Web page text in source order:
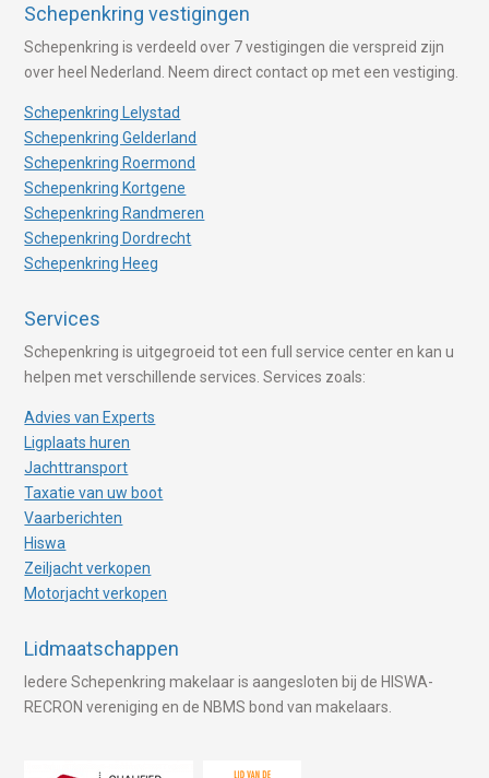
Schepenkring vestigingen
Schepenkring is verdeeld over 7 vestigingen die verspreid zijn
over heel Nederland. Neem direct contact op met een vestiging.
Schepenkring Lelystad
Schepenkring Gelderland
Schepenkring Roermond
Schepenkring Kortgene
Schepenkring Randmeren
Schepenkring Dordrecht
Schepenkring Heeg
Services
Schepenkring is uitgegroeid tot een full service center en kan u
helpen met verschillende services. Services zoals:
Advies van Experts
Ligplaats huren
Jachttransport
Taxatie van uw boot
Vaarberichten
Hiswa
Zeiljacht verkopen
Motorjacht verkopen
Lidmaatschappen
Iedere Schepenkring makelaar is aangesloten bij de HISWA-
RECRON vereniging en de NBMS bond van makelaars.